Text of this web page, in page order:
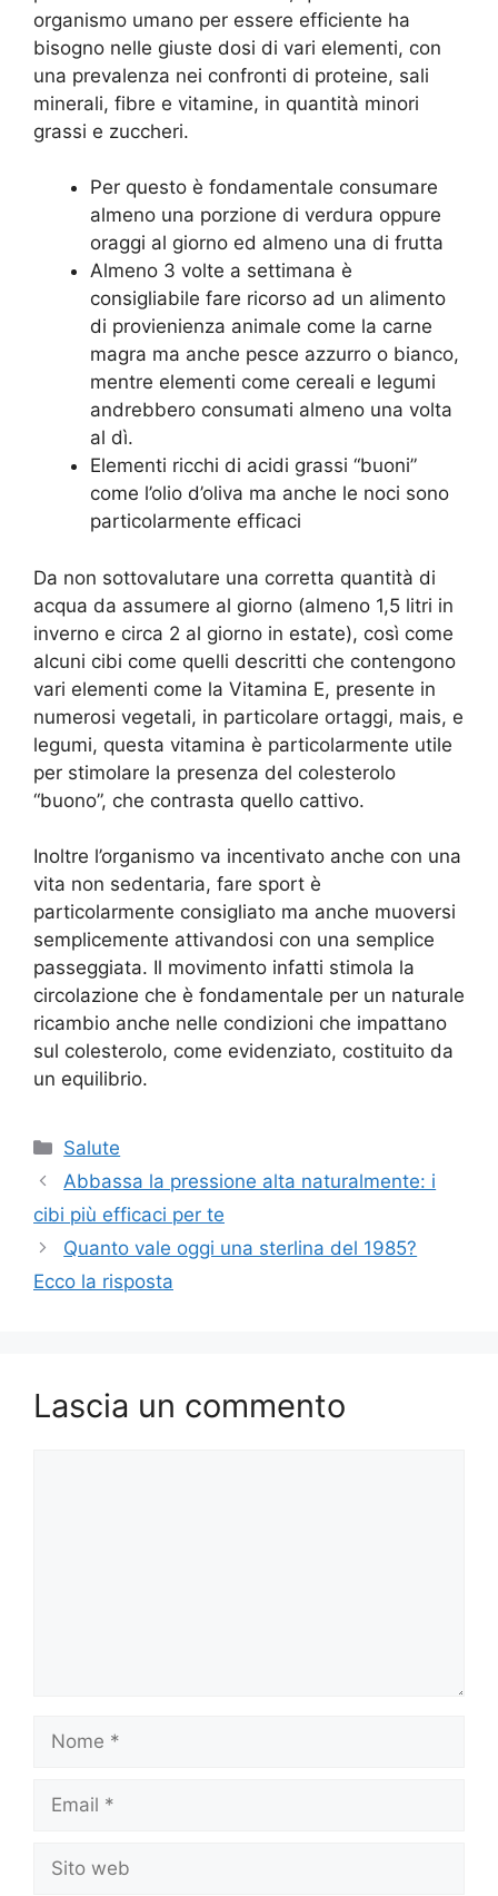
organismo umano per essere efficiente ha
bisogno nelle giuste dosi di vari elementi, con
una prevalenza nei confronti di proteine, sali
minerali, fibre e vitamine, in quantità minori
grassi e zuccheri.
Per questo è fondamentale consumare
almeno una porzione di verdura oppure
oraggi al giorno ed almeno una di frutta
Almeno 3 volte a settimana è
consigliabile fare ricorso ad un alimento
di provienienza animale come la carne
magra ma anche pesce azzurro o bianco,
mentre elementi come cereali e legumi
andrebbero consumati almeno una volta
al dì.
Elementi ricchi di acidi grassi “buoni”
come l’olio d’oliva ma anche le noci sono
particolarmente efficaci
Da non sottovalutare una corretta quantità di
acqua da assumere al giorno (almeno 1,5 litri in
inverno e circa 2 al giorno in estate), così come
alcuni cibi come quelli descritti che contengono
vari elementi come la Vitamina E, presente in
numerosi vegetali, in particolare ortaggi, mais, e
legumi, questa vitamina è particolarmente utile
per stimolare la presenza del colesterolo
“buono”, che contrasta quello cattivo.
Inoltre l’organismo va incentivato anche con una
vita non sedentaria, fare sport è
particolarmente consigliato ma anche muoversi
semplicemente attivandosi con una semplice
passeggiata. Il movimento infatti stimola la
circolazione che è fondamentale per un naturale
ricambio anche nelle condizioni che impattano
sul colesterolo, come evidenziato, costituito da
un equilibrio.
Categorie
Salute
Abbassa la pressione alta naturalmente: i
cibi più efficaci per te
Quanto vale oggi una sterlina del 1985?
Ecco la risposta
Lascia un commento
Nome
Email
Sito
web